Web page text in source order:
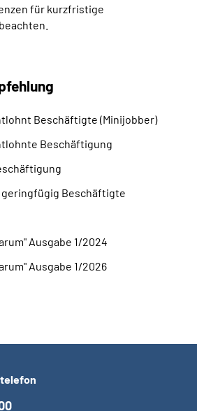
für kurzfristige
Beschäftigte (Minijobber)
Beschäftigung
geringfügig Beschäftigte
Ausgabe 1/2024
Ausgabe 1/2026